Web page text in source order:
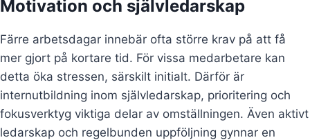
Motivation och självledarskap
Färre arbetsdagar innebär ofta större krav på att få
mer gjort på kortare tid. För vissa medarbetare kan
detta öka stressen, särskilt initialt. Därför är
internutbildning inom självledarskap, prioritering och
fokusverktyg viktiga delar av omställningen. Även aktivt
ledarskap och regelbunden uppföljning gynnar en